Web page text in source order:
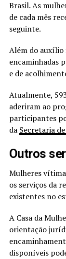
Brasil. As
de cada mês
seguinte.
Além do auxílio
encaminhadas
e de
Atualmente,
aderiram ao
participantes
da Secretaria
Outros
Mulheres
os serviços da
existentes no
A Casa da
orientação
disponíveis